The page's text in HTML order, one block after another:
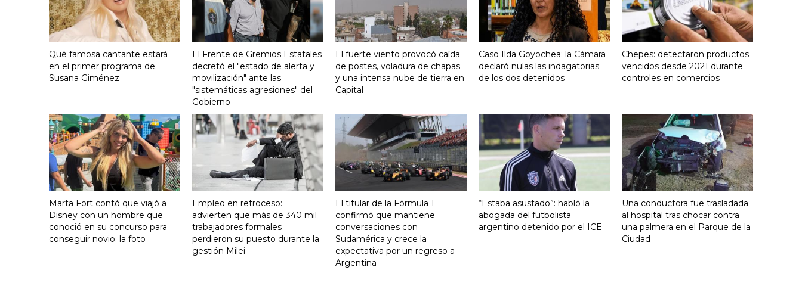
Qué famosa cantante estará
en el primer programa de
Susana Giménez
El Frente de Gremios Estatales
decretó el "estado de alerta y
movilización" ante las
"sistemáticas agresiones" del
Gobierno
El fuerte viento provocó caída
de postes, voladura de chapas
y una intensa nube de tierra en
Capital
Caso Ilda Goyochea: la Cámara
declaró nulas las indagatorias
de los dos detenidos
Chepes: detectaron productos
vencidos desde 2021 durante
controles en comercios
Marta Fort contó que viajó a
Disney con un hombre que
conoció en su concurso para
conseguir novio: la foto
Empleo en retroceso:
advierten que más de 340 mil
trabajadores formales
perdieron su puesto durante la
gestión Milei
El titular de la Fórmula 1
confirmó que mantiene
conversaciones con
Sudamérica y crece la
expectativa por un regreso a
Argentina
“Estaba asustado”: habló la
abogada del futbolista
argentino detenido por el ICE
Una conductora fue trasladada
al hospital tras chocar contra
una palmera en el Parque de la
Ciudad